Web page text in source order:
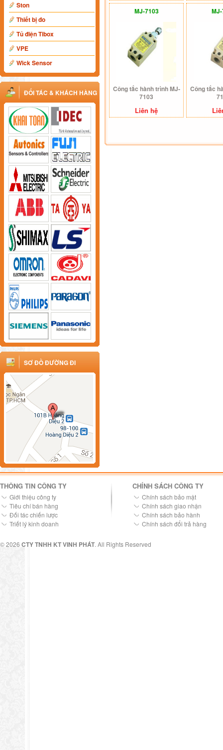
Ston
Thiết bị đo
Tủ điện Tibox
VPE
Wick Sensor
ĐỐI TÁC & KHÁCH HÀNG
SƠ ĐỒ ĐƯỜNG ĐI
MJ-7103
Công tắc hành trình MJ-
7103
Liên hệ
Công tắc
THÔNG TIN CÔNG TY
Giới thiệu công ty
Tiêu chí bán hàng
Đối tác chiến lược
Triết lý kinh doanh
CHÍNH SÁCH CÔNG TY
Chính sách bảo mật
Chính sách giao nhận
Chính sách bảo hành
Chính sách đổi trả hàng
© 2026 CTY TNHH KT VINH PHÁT. All Rights Reserved